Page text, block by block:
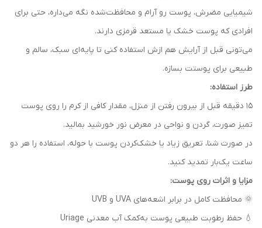
شیمیایی مضرش، پوست رو آرام و محافظت‌شده نگه می‌داره، حتی برای
افرادی که پوست خشک یا مستعد قرمزی دارند.
می‌تونی قبل از آرایش هم ازش استفاده کنی تا پایه‌ای سبک، سالم و
طبیعی برای پوستت بسازه.
طرز استفاده:
۱۵ دقیقه قبل از بیرون رفتن از منزل، مقدار کافی از کرم را روی پوست
تمیز صورت، گردن و نواحی در معرض نور خورشید بمالید.
در صورت شنا، تعریق زیاد یا خشک‌کردن پوست با حوله، استفاده را هر دو
ساعت یک‌بار تمدید کنید.
مزایا و اثرات روی پوست:
🌞 محافظت کامل در برابر اشعه‌های UVA و UVB
💧 حفظ رطوبت طبیعی پوست به‌کمک آب معدنی Uriage